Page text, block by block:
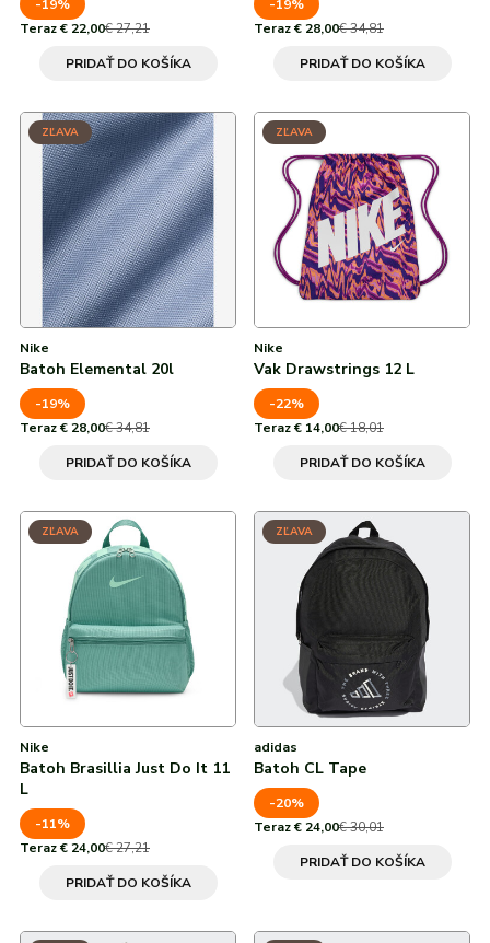
-19%
Teraz € 22,00€ 27,21
PRIDAŤ DO KOŠÍKA
-19%
Teraz € 28,00€ 34,81
PRIDAŤ DO KOŠÍKA
ZĽAVA
Nike
Batoh Elemental 20l
-19%
Teraz € 28,00€ 34,81
PRIDAŤ DO KOŠÍKA
ZĽAVA
Nike
Vak Drawstrings 12 L
-22%
Teraz € 14,00€ 18,01
PRIDAŤ DO KOŠÍKA
ZĽAVA
Nike
Batoh Brasillia Just Do It 11
L
-11%
Teraz € 24,00€ 27,21
PRIDAŤ DO KOŠÍKA
ZĽAVA
adidas
Batoh CL Tape
-20%
Teraz € 24,00€ 30,01
PRIDAŤ DO KOŠÍKA